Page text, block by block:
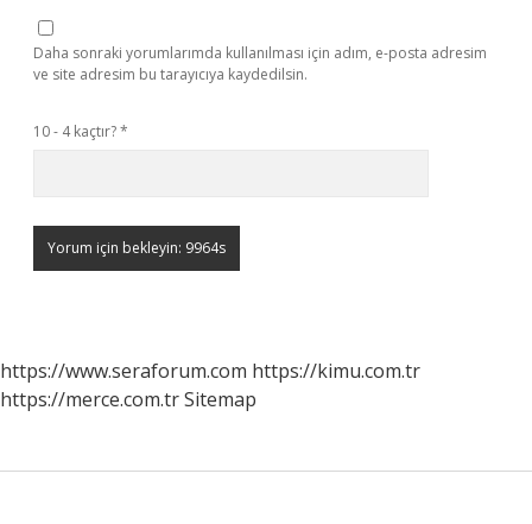
Daha sonraki yorumlarımda kullanılması için adım, e-posta adresim
ve site adresim bu tarayıcıya kaydedilsin.
10 - 4 kaçtır?*
https://www.seraforum.com https://kimu.com.tr
https://merce.com.trSitemap